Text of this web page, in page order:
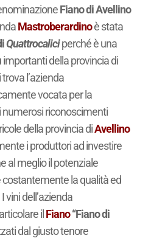
Fiano di Avellino
Mastroberardinoè stata
Quattrocaliciperché è una
della provincia di
l’azienda
vocata per la
numerosi riconoscimenti
della provincia diAvellino
i produttori ad investire
al meglio il potenziale
la qualità ed
vini dell’azienda
il Fiano“Fiano di
dal giusto tenore